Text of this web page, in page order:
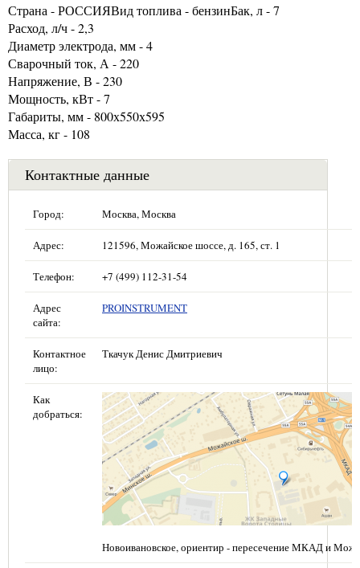
Страна - РОССИЯВид топлива - бензинБак, л - 7
Расход, л/ч - 2,3
Диаметр электрода, мм - 4
Сварочный ток, А - 220
Напряжение, В - 230
Мощность, кВт - 7
Габариты, мм - 800х550х595
Масса, кг - 108
Контактные данные
Город: Москва, Москва
Адрес: 121596, Можайское шоссе, д. 165, ст. 1
Телефон: +7 (499) 112-31-54
Адрес
сайта:
PROINSTRUMENT
Контактное
лицо:
Ткачук Денис Дмитриевич
Как
добраться:
Новоивановское, ориентир - пересечение МКАД и